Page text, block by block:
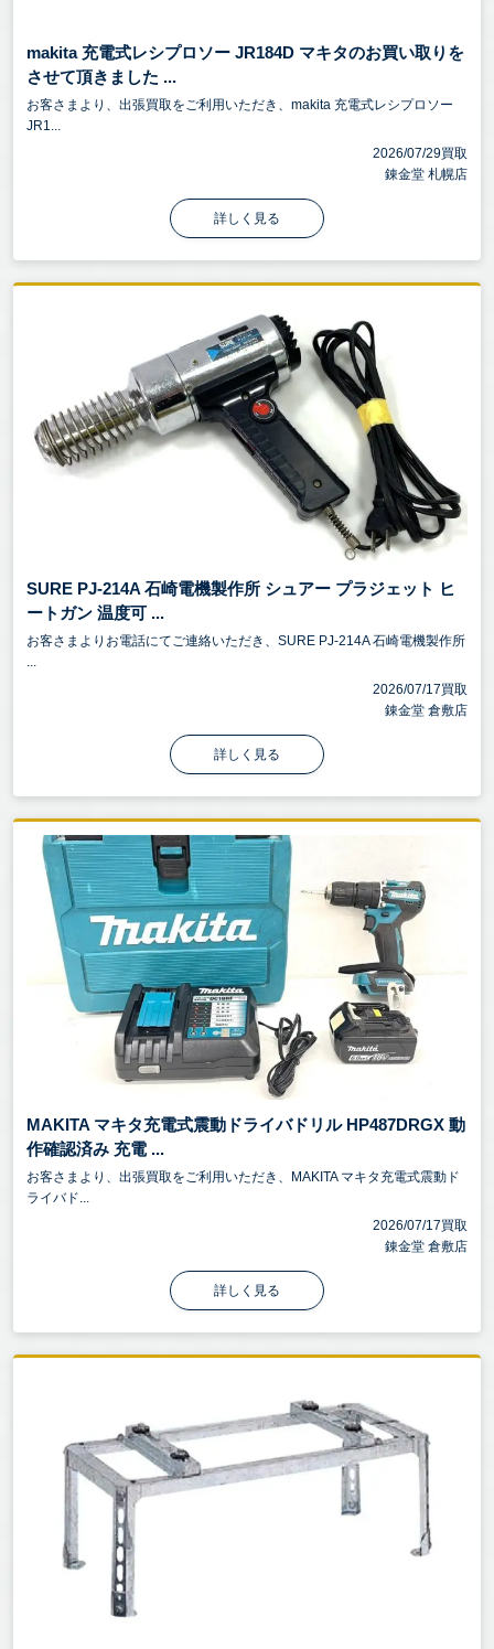
makita 充電式レシプロソー JR184D マキタのお買い取りを
させて頂きました ...
お客さまより、出張買取をご利用いただき、makita 充電式レシプロソー
JR1...
2026/07/29買取
錬金堂 札幌店
詳しく見る
SURE PJ-214A 石崎電機製作所 シュアー プラジェット ヒ
ートガン 温度可 ...
お客さまよりお電話にてご連絡いただき、SURE PJ-214A 石崎電機製作所
2026/07/17買取
錬金堂 倉敷店
詳しく見る
MAKITA マキタ充電式震動ドライバドリル HP487DRGX 動
作確認済み 充電 ...
お客さまより、出張買取をご利用いただき、MAKITA マキタ充電式震動ド
ライバド...
2026/07/17買取
錬金堂 倉敷店
詳しく見る